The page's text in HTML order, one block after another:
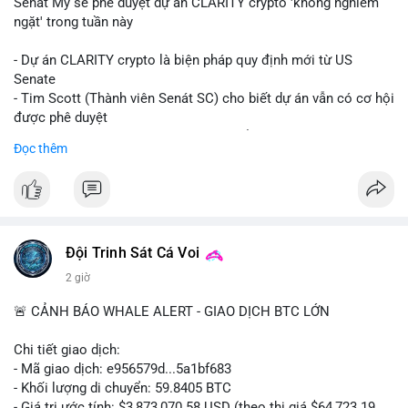
ngặt' trong tuần này
- Dự án CLARITY crypto là biện pháp quy định mới từ US
Senate
- Tim Scott (Thành viên Senát SC) cho biết dự án vẫn có cơ hội
được phê duyệt
trình
#vlikevn #titanbot
Đọc thêm
Đội Trinh Sát Cá Voi
2 giờ
🚨 CẢNH BÁO WHALE ALERT - GIAO DỊCH BTC LỚN
Chi tiết giao dịch:
- Mã giao dịch: e956579d...5a1bf683
- Khối lượng di chuyển: 59.8405 BTC